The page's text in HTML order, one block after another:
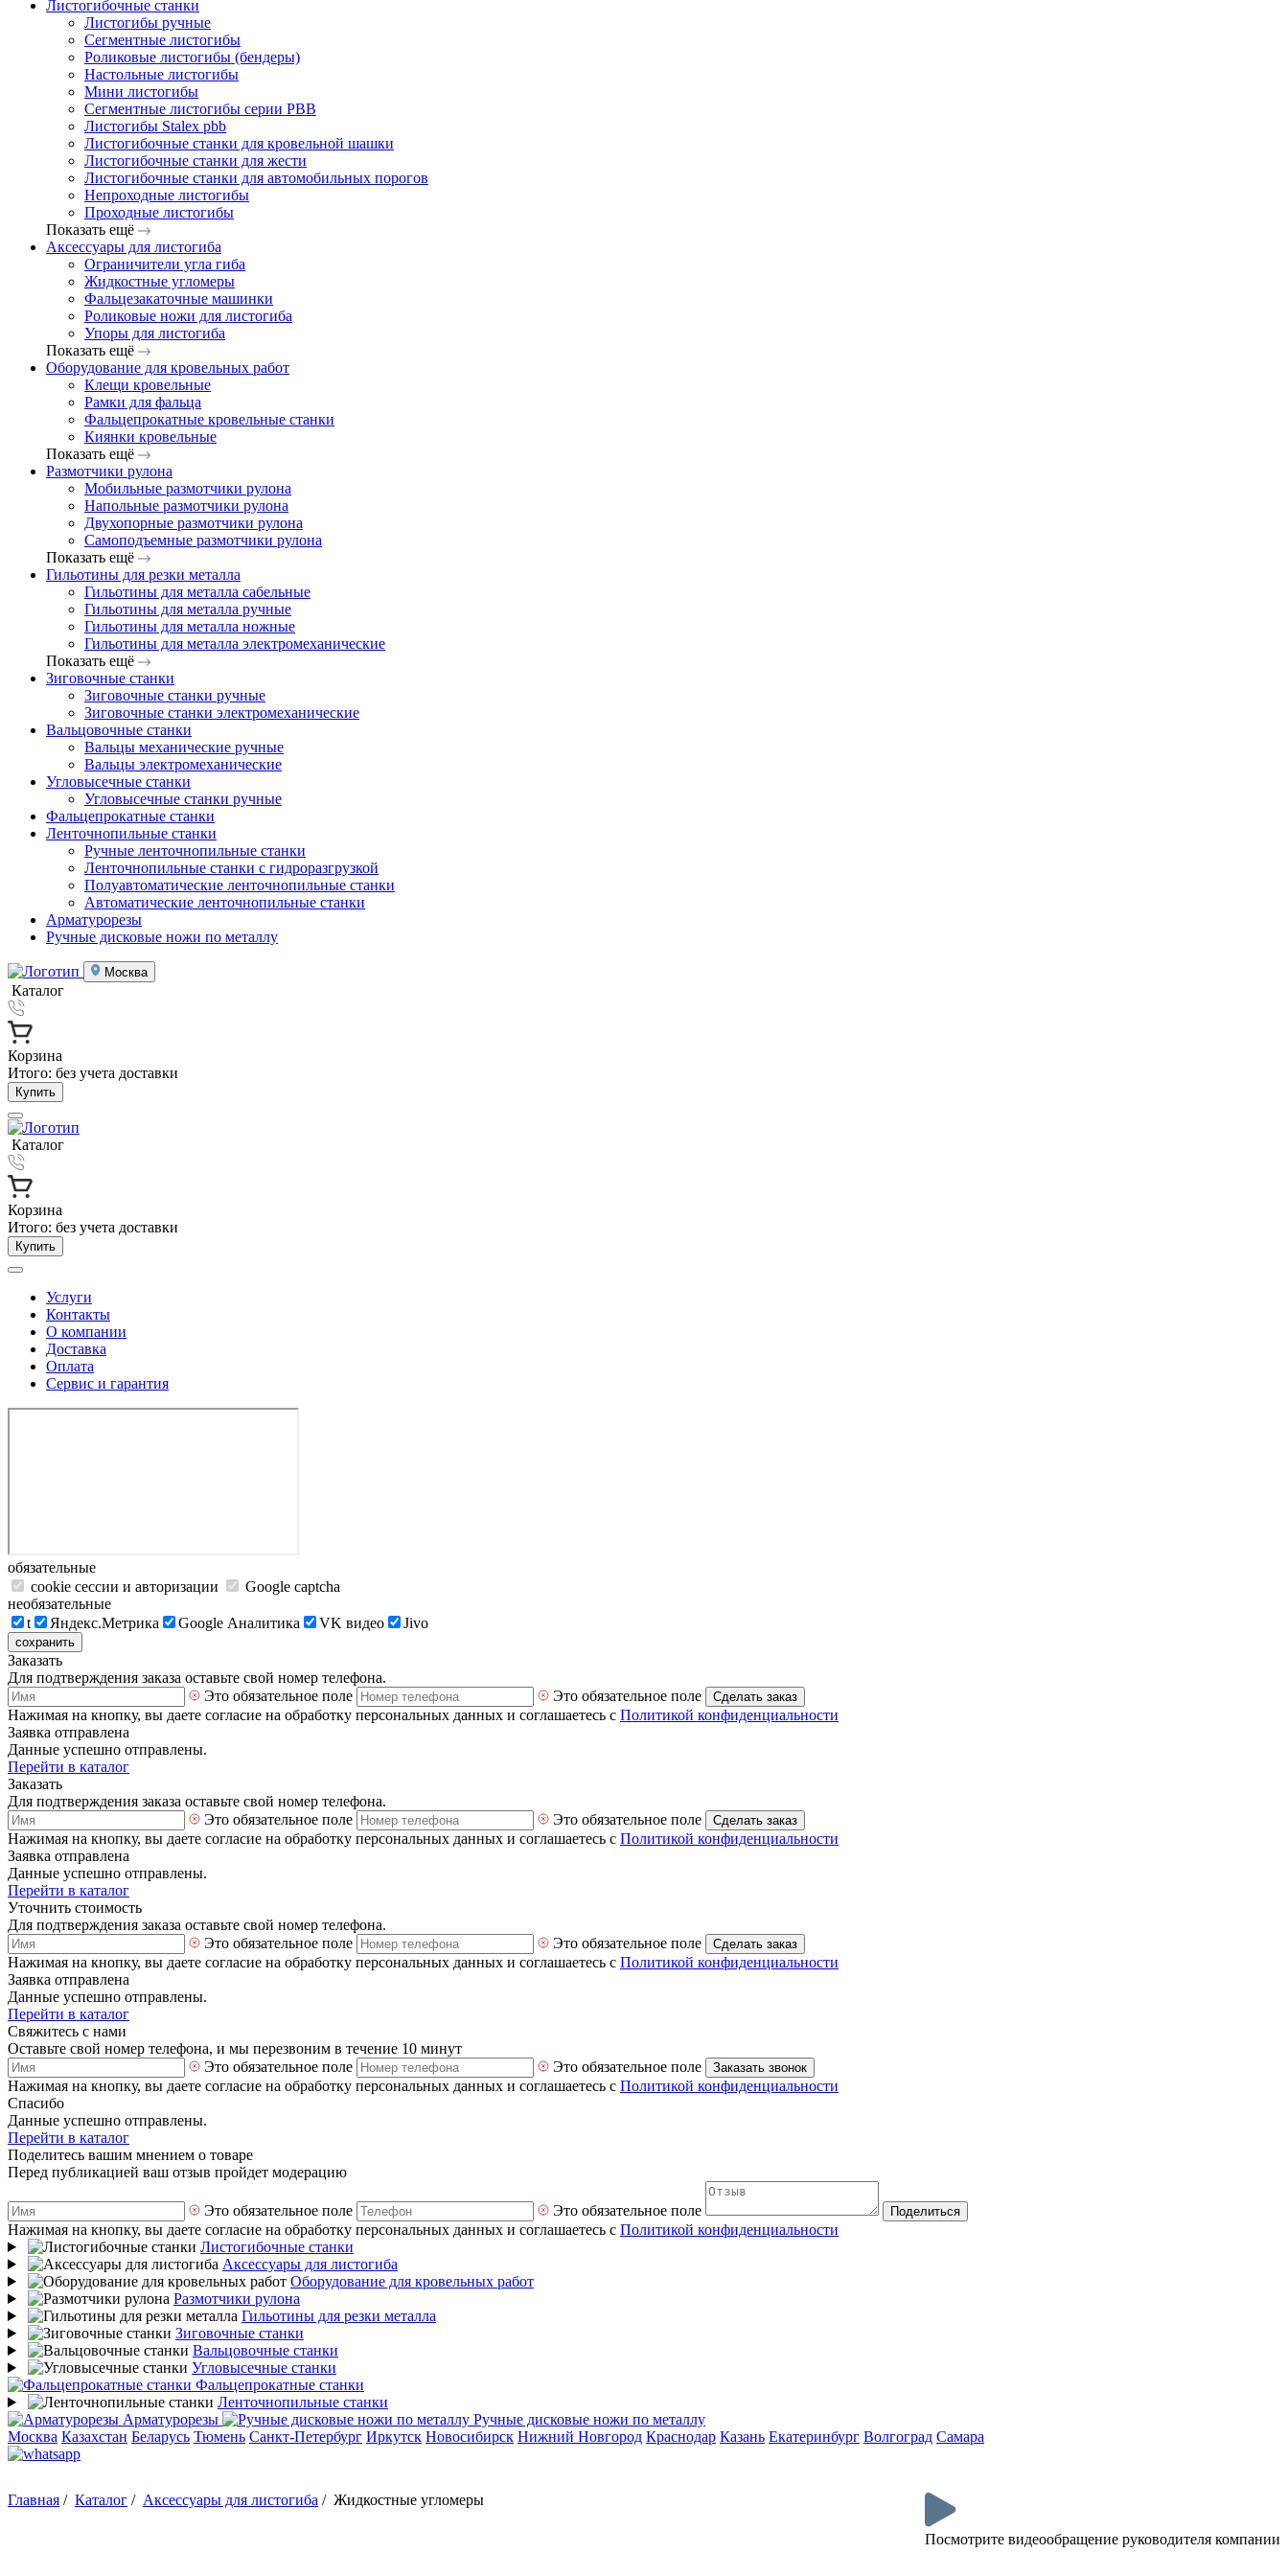
Листогибочные станки
Листогибы ручные
Сегментные листогибы
Роликовые листогибы (бендеры)
Настольные листогибы
Мини листогибы
Сегментные листогибы серии PBB
Листогибы Stalex pbb
Листогибочные станки для кровельной шашки
Листогибочные станки для жести
Листогибочные станки для автомобильных порогов
Непроходные листогибы
Проходные листогибы
Показать ещё
Аксессуары для листогиба
Ограничители угла гиба
Жидкостные угломеры
Фальцезакаточные машинки
Роликовые ножи для листогиба
Упоры для листогиба
Показать ещё
Оборудование для кровельных работ
Клещи кровельные
Рамки для фальца
Фальцепрокатные кровельные станки
Киянки кровельные
Показать ещё
Размотчики рулона
Мобильные размотчики рулона
Напольные размотчики рулона
Двухопорные размотчики рулона
Самоподъемные размотчики рулона
Показать ещё
Гильотины для резки металла
Гильотины для металла сабельные
Гильотины для металла ручные
Гильотины для металла ножные
Гильотины для металла электромеханические
Показать ещё
Зиговочные станки
Зиговочные станки ручные
Зиговочные станки электромеханические
Вальцовочные станки
Вальцы механические ручные
Вальцы электромеханические
Угловысечные станки
Угловысечные станки ручные
Фальцепрокатные станки
Ленточнопильные станки
Ручные ленточнопильные станки
Ленточнопильные станки с гидроразгрузкой
Полуавтоматические ленточнопильные станки
Автоматические ленточнопильные станки
Арматурорезы
Ручные дисковые ножи по металлу
Москва
Каталог
Корзина
Итого: без учета доставки
Купить
Каталог
Корзина
Итого: без учета доставки
Купить
Услуги
Контакты
О компании
Доставка
Оплата
Сервис и гарантия
обязательные
cookie сессии и авторизации
Google captcha
необязательные
t
Яндекс.Метрика Google Аналитика VK видео Jivo
сохранить
Заказать
Для подтверждения заказа оставьте свой номер телефона.
Это обязательное поле
Это обязательное поле Сделать заказ
Нажимая на кнопку, вы даете согласие на обработку персональных данных и соглашаетесь с Политикой конфиденциальности
Заявка отправлена
Данные успешно отправлены.
Перейти в каталог
Заказать
Для подтверждения заказа оставьте свой номер телефона.
Это обязательное поле
Это обязательное поле Сделать заказ
Нажимая на кнопку, вы даете согласие на обработку персональных данных и соглашаетесь с Политикой конфиденциальности
Заявка отправлена
Данные успешно отправлены.
Перейти в каталог
Уточнить стоимость
Для подтверждения заказа оставьте свой номер телефона.
Это обязательное поле
Это обязательное поле Сделать заказ
Нажимая на кнопку, вы даете согласие на обработку персональных данных и соглашаетесь с Политикой конфиденциальности
Заявка отправлена
Данные успешно отправлены.
Перейти в каталог
Свяжитесь с нами
Оставьте свой номер телефона, и мы перезвоним в течение 10 минут
Это обязательное поле
Это обязательное поле Заказать звонок
Нажимая на кнопку, вы даете согласие на обработку персональных данных и соглашаетесь с Политикой конфиденциальности
Спасибо
Данные успешно отправлены.
Перейти в каталог
Поделитесь вашим мнением о товаре
Перед публикацией ваш отзыв пройдет модерацию
Это обязательное поле Это обязательное поле Поделиться
Нажимая на кнопку, вы даете согласие на обработку персональных данных и соглашаетесь с Политикой конфиденциальности
Листогибочные станки
Аксессуары для листогиба
Оборудование для кровельных работ
Размотчики рулона
Гильотины для резки металла
Зиговочные станки
Вальцовочные станки
Угловысечные станки
Фальцепрокатные станки
Ленточнопильные станки
Арматурорезы
Ручные дисковые ножи по металлу
Москва Казахстан Беларусь Тюмень Санкт-Петербург Иркутск Новосибирск Нижний Новгород Краснодар Казань Екатеринбург Волгоград Самара
Главная / Каталог / Аксессуары для листогиба / Жидкостные угломеры
Посмотрите видеообращение руководителя компании